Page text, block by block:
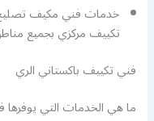
خدمات فني مكيف
تكييف مركزي بجميع
فني تكييف باكستاني الري
ما هي الخدمات التي